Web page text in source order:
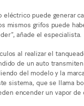
eléctrico puede generar
mismos grifos puede
añade el especialista.
al realizar el
de un auto
del modelo y la
sistema, que se llama
encender un vapor